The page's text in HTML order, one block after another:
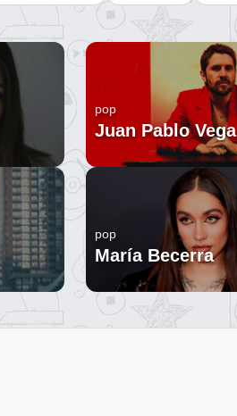
pop
Juan Pablo Vega
pop
María Becerra